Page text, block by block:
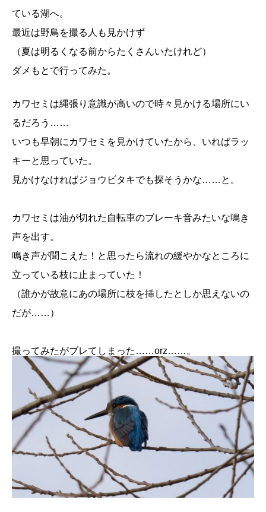
ている湖へ。
最近は野鳥を撮る人も見かけず
（夏は明るくなる前からたくさんいたけれど）
ダメもとで行ってみた。
カワセミは縄張り意識が高いので時々見かける場所にい
るだろう……
いつも早朝にカワセミを見かけていたから、いればラッ
キーと思っていた。
見かけなければジョウビタキでも探そうかな……と。
カワセミは油が切れた自転車のブレーキ音みたいな鳴き
声を出す。
鳴き声が聞こえた！と思ったら流れの緩やかなところに
立っている枝に止まっていた！
（誰かが故意にあの場所に枝を挿したとしか思えないの
だが……）
撮ってみたがブレてしまった……orz……。